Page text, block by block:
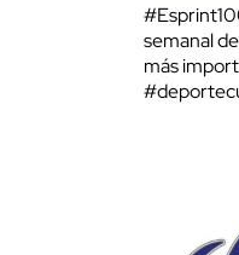
semanal
más